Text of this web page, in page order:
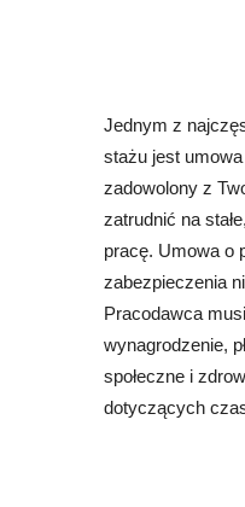
Jednym z
stażu jest
zadowolony z
zatrudnić na
pracę. Umowa o
zabezpieczenia
Pracodawca
wynagrodzenie,
społeczne i
dotyczących